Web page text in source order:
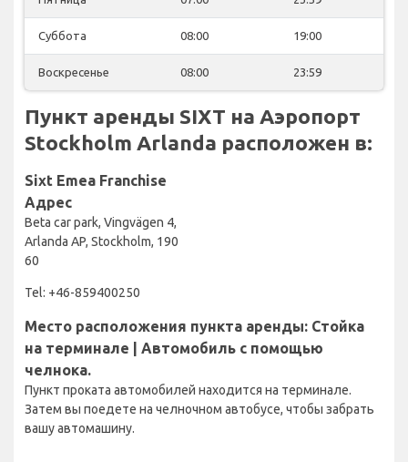
Суббота 08:00 19:00
Воскресенье 08:00 23:59
Пункт аренды SIXT на Аэропорт
Stockholm Arlanda расположен в:
Sixt Emea Franchise
Адрес
Beta car park, Vingvägen 4,
Arlanda AP, Stockholm, 190
60
Tel: +46-859400250
Место расположения пункта аренды: Стойка
на терминале | Автомобиль с помощью
челнока.
Пункт проката автомобилей находится на терминале.
Затем вы поедете на челночном автобусе, чтобы забрать
вашу автомашину.